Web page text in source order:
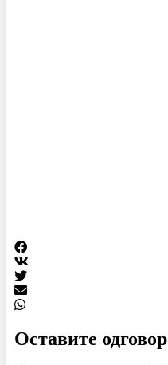
Оставите одговор